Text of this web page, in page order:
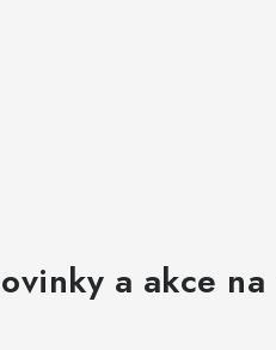
a akce na